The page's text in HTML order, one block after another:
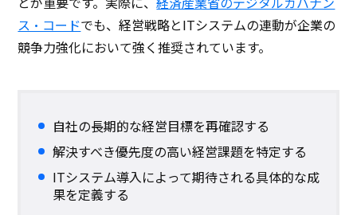
ス・コードでも、経営戦略とITシステムの連動が企業の
競争力強化において強く推奨されています。
自社の長期的な経営目標を再確認する
解決すべき優先度の高い経営課題を特定する
ITシステム導入によって期待される具体的な成
果を定義する